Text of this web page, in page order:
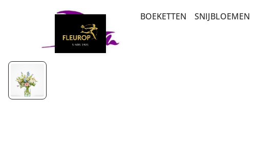
BOEKETTEN SNIJBLOEMEN